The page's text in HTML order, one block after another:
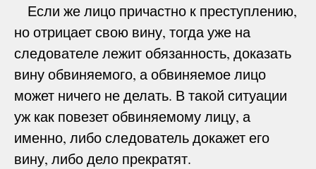
Если же лицо причастно к преступлению,
но отрицает свою вину, тогда уже на
следователе лежит обязанность, доказать
вину обвиняемого, а обвиняемое лицо
может ничего не делать. В такой ситуации
уж как повезет обвиняемому лицу, а
именно, либо следователь докажет его
вину, либо дело прекратят.